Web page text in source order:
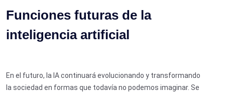
Funciones futuras de la
inteligencia artificial
En el futuro, la IA continuará evolucionando y transformando
la sociedad en formas que todavía no podemos imaginar. Se